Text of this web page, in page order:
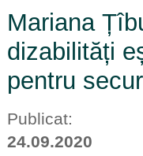
Mariana
dizabilități
pentru
Publicat:
24.09.2020